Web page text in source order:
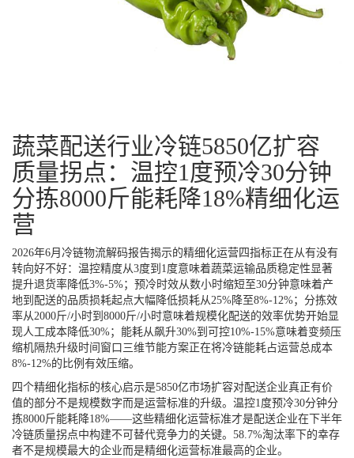
蔬菜配送行业冷链5850亿扩容
质量拐点：温控1度预冷30分钟
分拣8000斤能耗降18%精细化运
营
2026年6月冷链物流解码报告揭示的精细化运营四指标正在从有没有
转向好不好：温控精度从3度到1度意味着蔬菜运输品质稳定性显著
提升退货率降低3%-5%；预冷时效从数小时缩短至30分钟意味着产
地到配送的品质损耗起点大幅降低损耗从25%降至8%-12%；分拣效
率从2000斤/小时到8000斤/小时意味着规模化配送的效率优势开始显
现人工成本降低30%；能耗从飙升30%到可控10%-15%意味着变频压
缩机隔热升级时间窗口三维节能方案正在将冷链能耗占运营总成本
8%-12%的比例有效压缩。
四个精细化指标的核心启示是5850亿市场扩容对配送企业真正有价
值的部分不是规模数字而是运营标准的升级。温控1度预冷30分钟分
拣8000斤能耗降18%——这些精细化运营标准才是配送企业在下半年
冷链质量拐点中构建不可替代竞争力的关键。58.7%淘汰率下的幸存
者不是规模最大的企业而是精细化运营标准最高的企业。